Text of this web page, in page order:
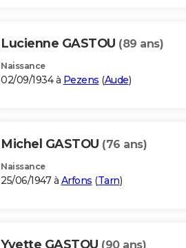
Lucienne GASTOU (89 ans)
Naissance
02/09/1934 à Pezens (Aude)
Michel GASTOU (76 ans)
Naissance
25/06/1947 à Arfons (Tarn)
Yvette GASTOU (90 ans)